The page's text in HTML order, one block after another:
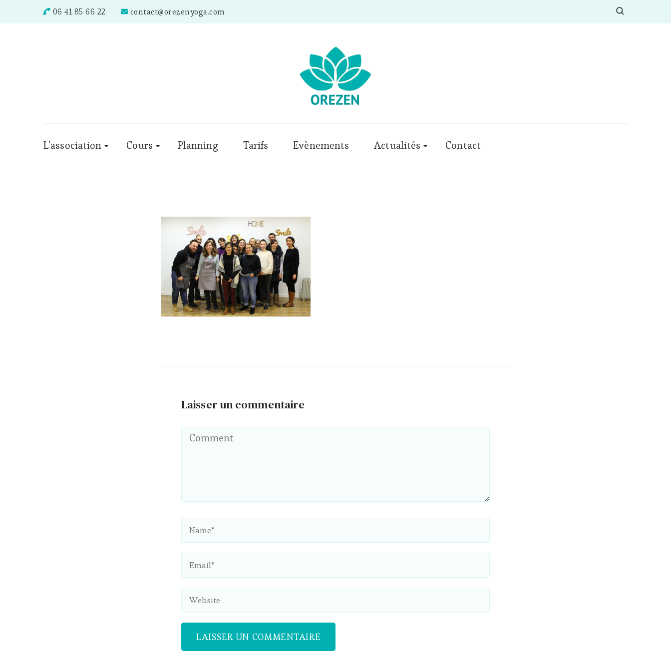
06 41 85 66 22 contact@orezenyoga.com
L’association Cours Planning Tarifs Evènements Actualités Contact
Laisser un commentaire